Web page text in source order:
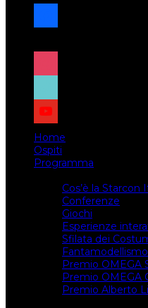
facebook
x
instagram
tiktok
youtube
Home
Ospiti
Programma
Cos’è la Starcon
Conferenze
Giochi
Esperienze
Sfilata dei
Fantamodellismo
Premio OMEGA
Premio OMEGA
Premio Alberto